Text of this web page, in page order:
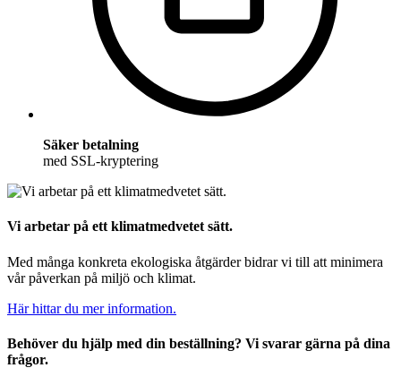
Säker betalning
med SSL-kryptering
Vi arbetar på ett klimatmedvetet sätt.
Med många konkreta ekologiska åtgärder bidrar vi till att minimera
vår påverkan på miljö och klimat.
Här hittar du mer information.
Behöver du hjälp med din beställning? Vi svarar gärna på dina
frågor.